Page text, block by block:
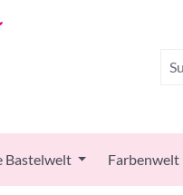
Bastelwelt Farbenwelt